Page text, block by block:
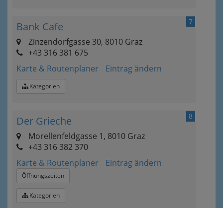
7
Bank Cafe
Zinzendorfgasse 30, 8010 Graz
+43 316 381 675
Karte & Routenplaner
Eintrag ändern
Kategorien
8
Der Grieche
Morellenfeldgasse 1, 8010 Graz
+43 316 382 370
Karte & Routenplaner
Eintrag ändern
Öffnungszeiten
Kategorien